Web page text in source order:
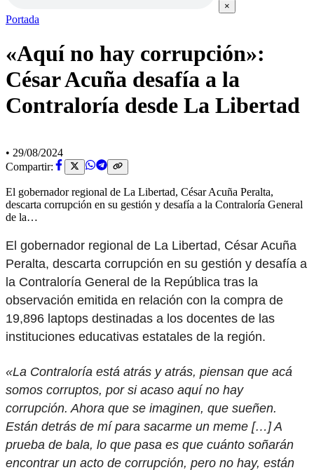
×
Portada
«Aquí no hay corrupción»:
César Acuña desafía a la
Contraloría desde La Libertad
• 29/08/2024
Compartir:
El gobernador regional de La Libertad, César Acuña Peralta,
descarta corrupción en su gestión y desafía a la Contraloría General
de la…
El gobernador regional de La Libertad, César Acuña
Peralta, descarta corrupción en su gestión y desafía a
la Contraloría General de la República tras la
observación emitida en relación con la compra de
19,896 laptops destinadas a los docentes de las
instituciones educativas estatales de la región.
«La Contraloría está atrás y atrás, piensan que acá
somos corruptos, por si acaso aquí no hay
corrupción. Ahora que se imaginen, que sueñen.
Están detrás de mí para sacarme un meme […] A
prueba de bala, lo que pasa es que cuánto soñarán
encontrar un acto de corrupción, pero no hay, están